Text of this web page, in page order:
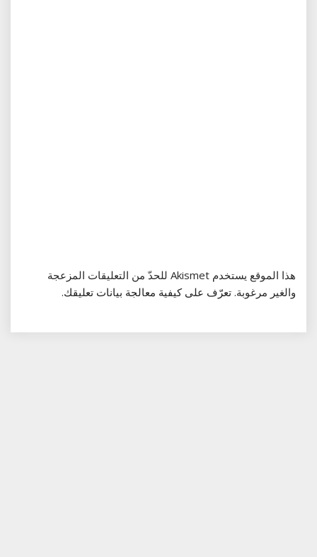
هذا الموقع يستخدم Akismet للحدّ من التعليقات المزعجة
والغير مرغوبة. تعرّف على كيفية معالجة بيانات تعليقك.